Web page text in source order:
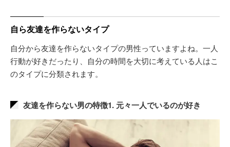
自ら友達を作らないタイプ
自分から友達を作らないタイプの男性っていますよね。一人
行動が好きだったり、自分の時間を大切に考えている人はこ
のタイプに分類されます。
友達を作らない男の特徴1. 元々一人でいるのが好き